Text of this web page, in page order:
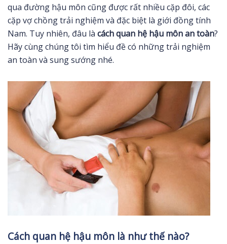
qua đường hậu môn cũng được rất nhiều cặp đôi, các
cặp vợ chồng trải nghiệm và đặc biệt là giới đồng tính
Nam. Tuy nhiên, đâu là cách quan hệ hậu môn an toàn?
Hãy cùng chúng tôi tìm hiểu đề có những trải nghiệm
an toàn và sung sướng nhé.
Cách quan hệ hậu môn là như thế nào?